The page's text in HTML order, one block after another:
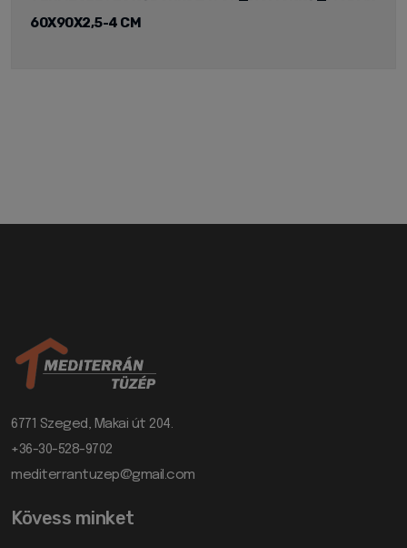
60X90X2,5-4 CM
6771 Szeged, Makai út 204.
+36-30-528-9702
mediterrantuzep@gmail.com
Kövess minket